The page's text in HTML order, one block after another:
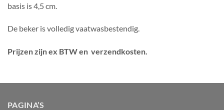
basis is 4,5 cm.
De beker is volledig vaatwasbestendig.
Prijzen zijn ex BTW en verzendkosten.
PAGINA’S